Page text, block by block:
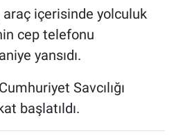
araç içerisinde yolculuk
cep telefonu
yansıdı.
Savcılığı
başlatıldı.